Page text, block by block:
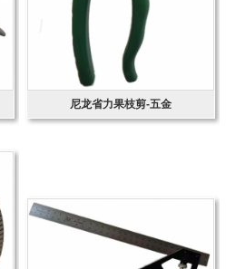
尼龙省力果枝剪-五金